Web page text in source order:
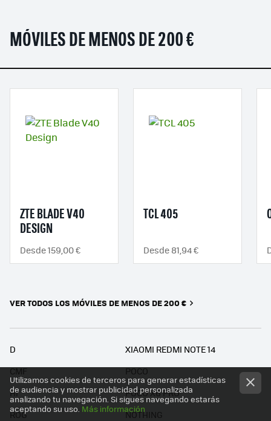
MÓVILES DE MENOS DE 200 €
ZTE BLADE V40
DESIGN
Desde 159,00 €
TCL 405
Desde 81,94 €
VER TODOS LOS MÓVILES DE MENOS DE 200 €
D
XIAOMI REDMI NOTE 14
CMF
POCO
HI
POCO X6 PRO
ROG
NOTHING
Utilizamos cookies de terceros para generar estadísticas
de audiencia y mostrar publicidad personalizada
analizando tu navegación. Si sigues navegando estarás
aceptando su uso. Más información